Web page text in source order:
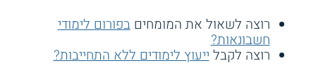
רוצה לשאול את המומחיםבפורום לימודי
חשבונאות?
רוצה לקבלייעוץ לימודים ללא התחייבות?